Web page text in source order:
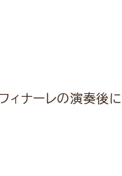
ィナーレの演奏後に